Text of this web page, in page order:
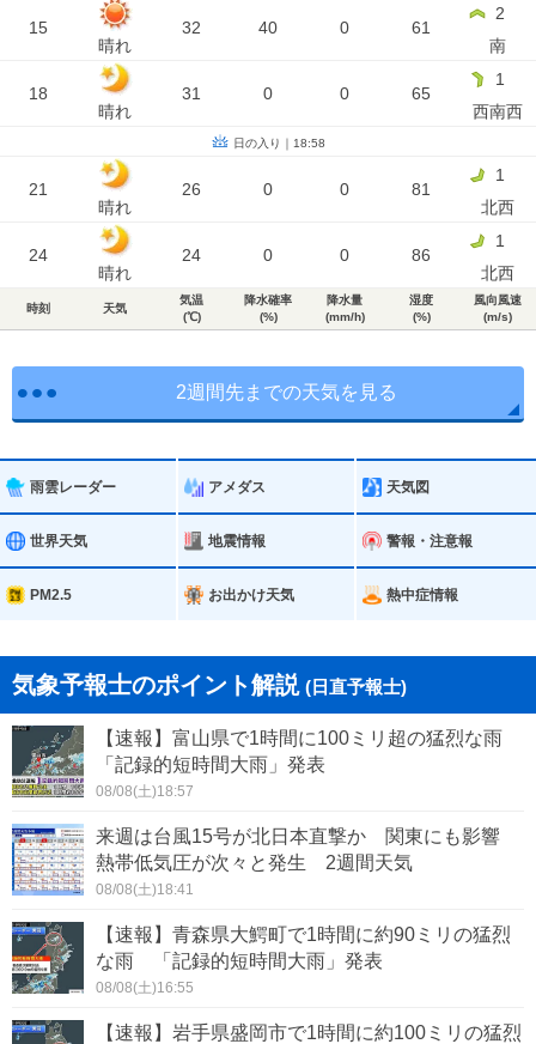
15
晴れ
32 40 0 61
2
南
18
晴れ
31 0 0 65
1
西南西
日の入り｜18:58
21
晴れ
26 0 0 81
1
北西
24
晴れ
24 0 0 86
1
北西
時刻 天気
気温
(℃)
降水確率
(%)
降水量
(mm/h)
湿度
(%)
風向風速
(m/s)
2週間先までの天気を見る
雨雲レーダー アメダス 天気図
世界天気 地震情報 警報・注意報
PM2.5 お出かけ天気 熱中症情報
気象予報士のポイント解説 (日直予報士)
【速報】富山県で1時間に100ミリ超の猛烈な雨
「記録的短時間大雨」発表
08/08(土)18:57
来週は台風15号が北日本直撃か 関東にも影響
熱帯低気圧が次々と発生 2週間天気
08/08(土)18:41
【速報】青森県大鰐町で1時間に約90ミリの猛烈
な雨 「記録的短時間大雨」発表
08/08(土)16:55
【速報】岩手県盛岡市で1時間に約100ミリの猛烈